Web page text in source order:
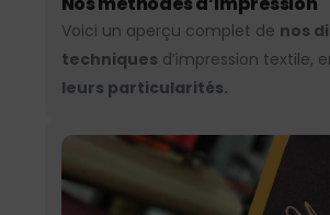
Voici un aperçu complet de nos
techniques d’impression textile,
leurs particularités.